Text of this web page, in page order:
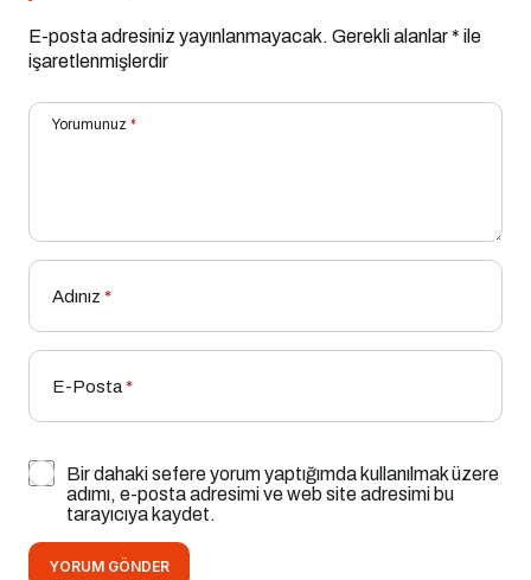
E-posta adresiniz yayınlanmayacak. Gerekli alanlar* ile
işaretlenmişlerdir
Yorumunuz *
Adınız *
E-Posta*
Bir dahaki sefere yorum yaptığımda kullanılmak üzere
adımı, e-posta adresimi ve web site adresimi bu
tarayıcıya kaydet.
YORUM GÖNDER